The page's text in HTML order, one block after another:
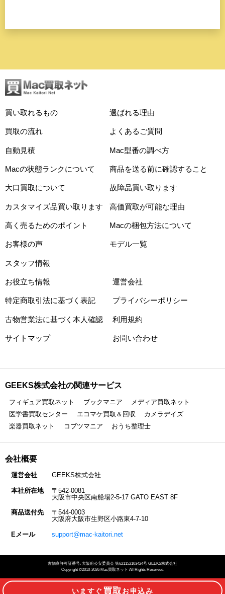
買い取れるもの 選ばれる理由
買取の流れ よくあるご質問
自動見積 Mac型番の調べ方
Macの状態ランクについて 商品を送る前に確認すること
大口買取について 故障品買い取ります
カスタマイズ品買い取ります 高価買取が可能な理由
高く売るためのポイント Macの梱包方法について
お客様の声 モデル一覧
スタッフ情報
お役立ち情報 運営会社
特定商取引法に基づく表記 プライバシーポリシー
古物営業法に基づく本人確認 利用規約
サイトマップ お問い合わせ
GEEKS株式会社の関連サービス
フィギュア買取ネット ブックマニア
メディア買取ネット
医学書買取センター
エコマケ買取＆回収
カメラデイズ
楽器買取ネット
コブツマニア おうち整理士
会社概要
運営会社 GEEKS株式会社
本社所在地
〒542-0081
大阪市中央区南船場2-5-17 GATO EAST 8F
商品送付先
〒544-0003
大阪府大阪市生野区小路東4-7-10
Eメール support@mac-kaitori.net
古物商許可証番号: 大阪府公安委員会 第621152103424号 GEEKS株式会社
Copyright ©2010-2026 Mac買取ネット All Rights Reserved.
いますぐ 買取お申込み